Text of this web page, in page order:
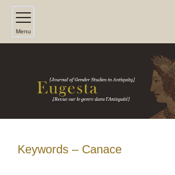
Menu
Keywords – Canace